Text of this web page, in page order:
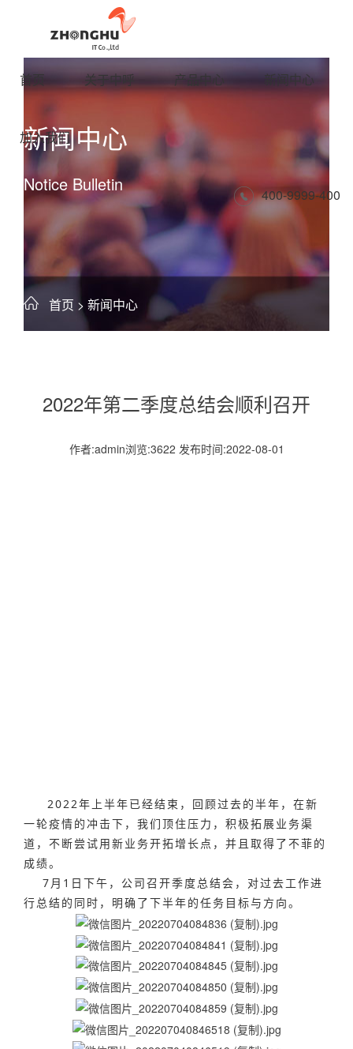
首页 关于中呼 产品中心 新闻中心
加入我们
400-9999-400
新闻中心
Notice Bulletin
首页 > 新闻中心
2022年第二季度总结会顺利召开
作者:admin浏览:3622 发布时间:2022-08-01
2022年上半年已经结束，回顾过去的半年，在新
一轮疫情的冲击下，我们顶住压力，积极拓展业务渠
道，不断尝试用新业务开拓增长点，并且取得了不菲的
成绩。
7月1日下午，公司召开季度总结会，对过去工作进
行总结的同时，明确了下半年的任务目标与方向。